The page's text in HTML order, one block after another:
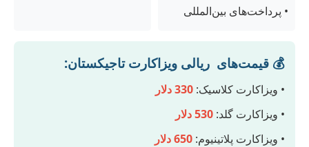
• پرداخت‌های بین‌المللی
💰 قیمت‌های ریالی ویزاکارت تاجیکستان:
• ویزاکارت کلاسیک: 330 دلار
• ویزاکارت گلد: 530 دلار
• ویزاکارت پلاتینیوم: 650 دلار